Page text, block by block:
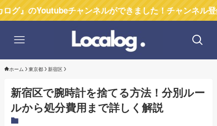
チャンネルができました！チャンネル登録お願い
ホーム 東京都 新宿区
新宿区で腕時計を捨てる方法！分別ルー
ルから処分費用まで詳しく解説